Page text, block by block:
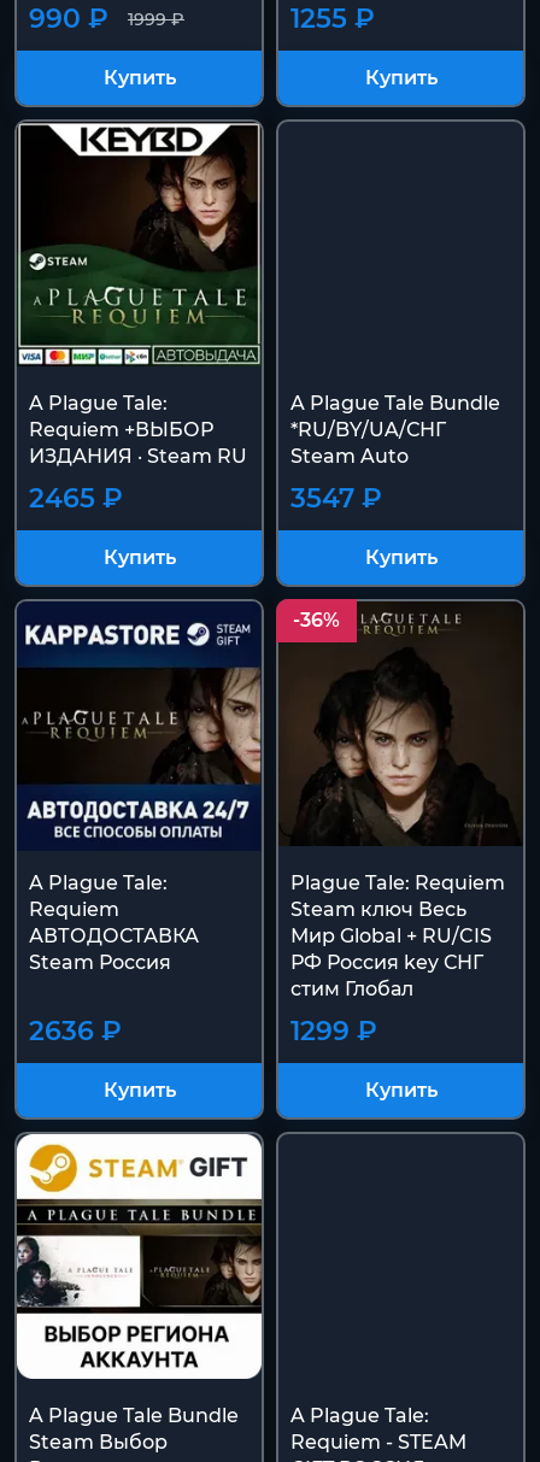
1999 ₽
990 ₽
Купить
1255 ₽
Купить
A Plague Tale:
Requiem +ВЫБОР
ИЗДАНИЯ · Steam RU
2465 ₽
Купить
A Plague Tale Bundle
*RU/BY/UA/СНГ
Steam Auto
3547 ₽
Купить
A Plague Tale:
Requiem
АВТОДОСТАВКА
Steam Россия
2636 ₽
Купить
-36%
Plague Tale: Requiem
Steam ключ Весь
Мир Global + RU/CIS
РФ Россия key СНГ
стим Глобал
1299 ₽
Купить
A Plague Tale Bundle
Steam Выбор
A Plague Tale:
Requiem - STEAM